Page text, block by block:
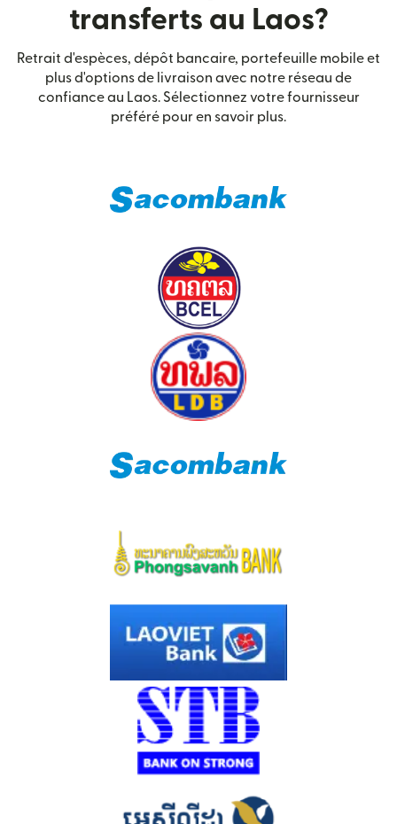
transferts au Laos?
Retrait d'espèces, dépôt bancaire, portefeuille mobile et
plus d'options de livraison avec notre réseau de
confiance au Laos. Sélectionnez votre fournisseur
préféré pour en savoir plus.